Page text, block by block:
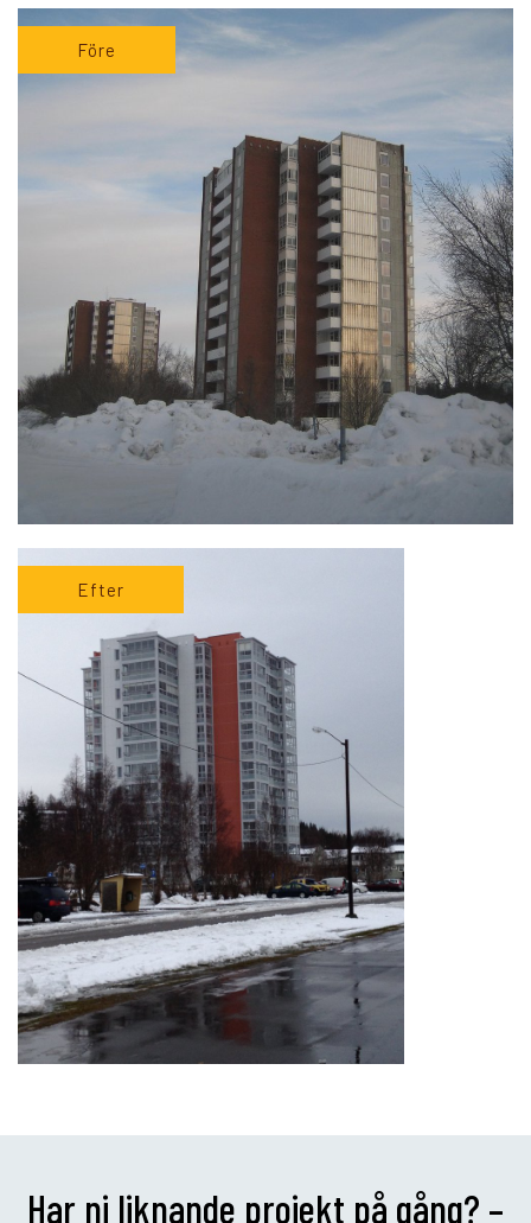
Före
Efter
Har ni liknande projekt på gång? –